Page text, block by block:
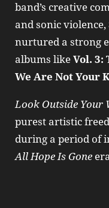
band’s creative
and sonic
nurtured a strong
albums like Vol. 3:
We Are Not Your
Look Outside Your
purest artistic
during a period of
All Hope Is Gone